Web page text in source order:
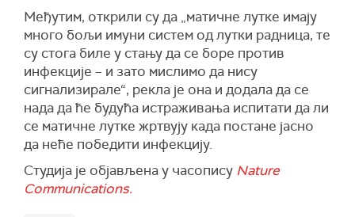
Међутим, открили су да „матичне лутке имају
много бољи имуни систем од лутки радница, те
су стога биле у стању да се боре против
инфекције – и зато мислимо да нису
сигнализирале“, рекла је она и додала да се
нада да ће будућа истраживања испитати да ли
се матичне лутке жртвују када постане јасно
да неће победити инфекцију.
Студија је објављена у часопису Nature
Communications.